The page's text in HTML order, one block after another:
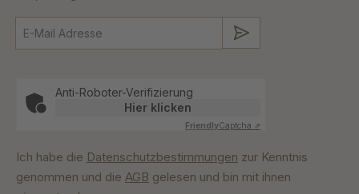
Anti-Roboter-Verifizierung
Hier klicken
FriendlyCaptcha ⇗
Ich habe die Datenschutzbestimmungen zur Kenntnis
genommen und die AGB gelesen und bin mit ihnen